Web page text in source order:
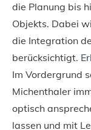
die Planung bis
Objekts. Dabei
die Integration
berücksichtigt.
Im Vordergrund
Michenthaler
optisch
lassen und mit